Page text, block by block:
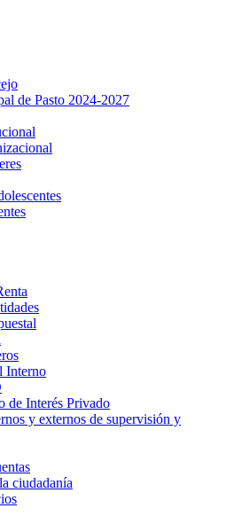
de Pasto 2024-2027
Interno
de Interés Privado
y externos de supervisión y
ciudadanía